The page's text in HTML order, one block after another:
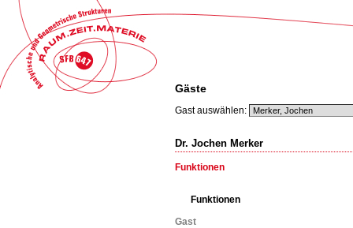
Gäste
Gast auswählen:
Dr. Jochen Merker
Funktionen
Funktionen
Gast